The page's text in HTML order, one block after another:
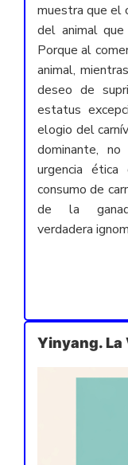
muestra que el
del animal que
Porque al
animal,
deseo de
estatus
elogio del
dominante,
urgencia
consumo de
de la
verdadera
Yinyang. La